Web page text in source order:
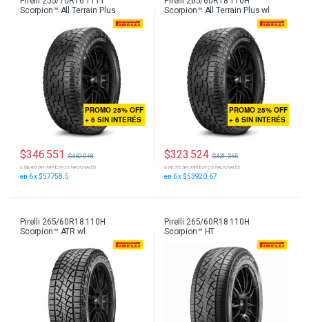
Scorpion™ All Terrain Plus
PROMO 25% OFF
+ 6 SIN INTERÉS
$346.551 $462.068
$ 286.406 SIN IMPUESTOS NACIONALES
en 6 x $57758.5
Scorpion™ All Terrain Plus wl
PROMO 25% OFF
+ 6 SIN INTERÉS
$323.524 $431.365
$ 267.375 SIN IMPUESTOS NACIONALES
en 6 x $53920.67
Pirelli 265/60R18 110H
Scorpion™ ATR wl
Pirelli 265/60R18 110H
Scorpion™ HT